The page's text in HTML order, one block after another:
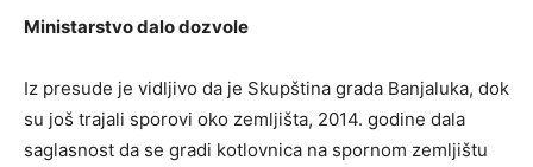
Ministarstvo dalo dozvole
Iz presude je vidljivo da je Skupština grada Banjaluka, dok
su još trajali sporovi oko zemljišta, 2014. godine dala
saglasnost da se gradi kotlovnica na spornom zemljištu